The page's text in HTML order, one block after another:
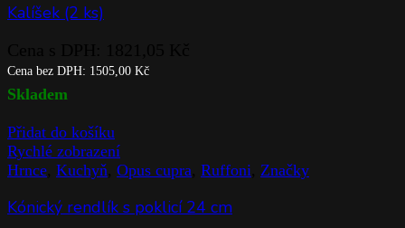
Kalíšek (2 ks)
Cena bez DPH: 1505,00 Kč
Skladem
Přidat do košíku
Rychlé zobrazení
Hrnce Kuchyň Opus cupra Ruffoni Značky
Kónický rendlík s poklicí 24 cm